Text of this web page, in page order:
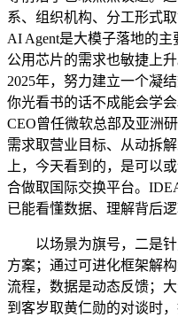
系、组织机构、分工形式
AI Agent是大模子落地的
公用芯片的需求也敏捷上
2025年，努力建立一个凝
你光看书的话不成能会学
CEO曾任微软总部及亚洲
需求取营业目标、从动拆
上，今天看到的，是可以
合做取国际交换平台。
已能看懂数据、理解背后逻
以场景为旗号，二是针
方案；通过可进化框架解
流程，数据是动态反馈；
到客岁取黄仁勋的对谈时